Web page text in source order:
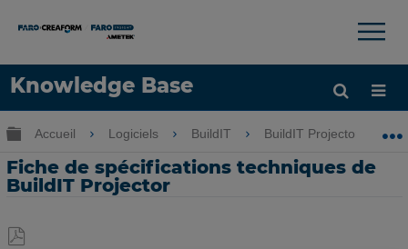
Knowledge Base
LANGUE
×
Développer/réduire la hiérarchie globale
Accueil Logiciels BuildIT BuildIT Projector
Fiche de spécifications techniques de
BuildIT Projector